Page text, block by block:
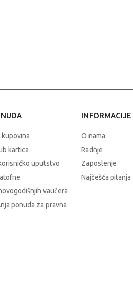
kartica
uputstvo
vaučera
ponuda za pravna
INFORMACIJE
O nama
Radnje
Zaposlenje
Najčešća pitanja